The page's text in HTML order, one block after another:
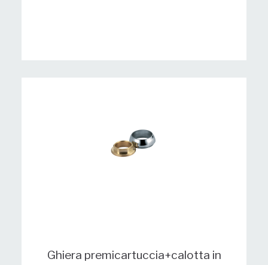
Ghiera premicartuccia+calotta in